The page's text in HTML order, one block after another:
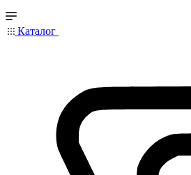
Каталог